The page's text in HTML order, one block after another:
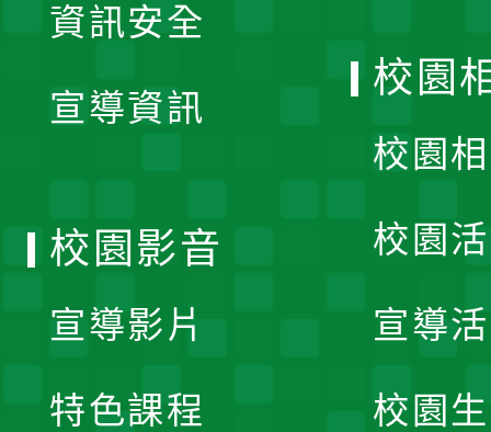
資訊安全
宣導資訊
校園
校園
校園
宣導
校園
校園影音
宣導影片
特色課程